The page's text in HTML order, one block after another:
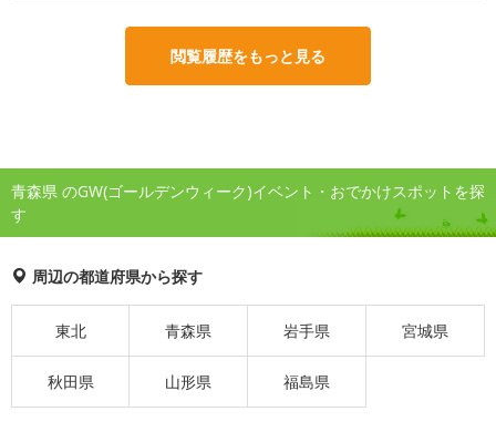
閲覧履歴をもっと見る
青森県 のGW(ゴールデンウィーク)イベント・おでかけスポットを探
す
周辺の都道府県から探す
東北 青森県 岩手県 宮城県
秋田県 山形県 福島県